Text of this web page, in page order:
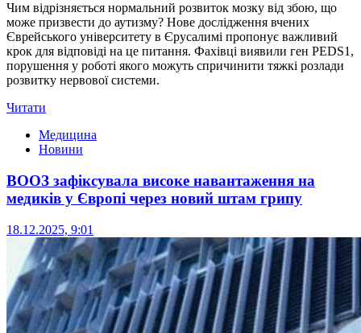
Чим відрізняється нормальний розвиток мозку від збою, що
може призвести до аутизму? Нове дослідження вчених
Єврейського університету в Єрусалимі пропонує важливий
крок для відповіді на це питання. Фахівці виявили ген PEDS1,
порушення у роботі якого можуть спричинити тяжкі розлади
розвитку нервової системи.
Читати
Медицина
Новини
ВООЗ зафіксувала високе навантаження на
медиків у Європі через новий штам грипу
18.12.2025, 9:01